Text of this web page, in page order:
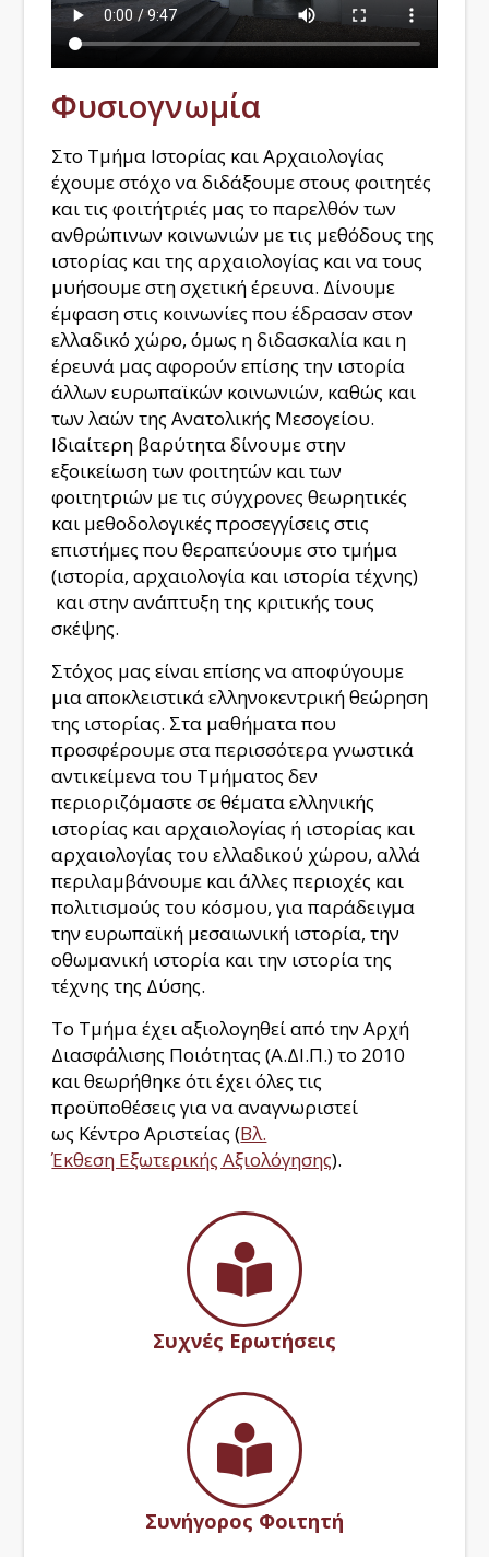
Φυσιογνωμία
Στο Τμήμα Ιστορίας και Αρχαιολογίας
έχουμε στόχο να διδάξουμε στους φοιτητές
και τις φοιτήτριές μας το παρελθόν των
ανθρώπινων κοινωνιών με τις μεθόδους της
ιστορίας και της αρχαιολογίας και να τους
μυήσουμε στη σχετική έρευνα. Δίνουμε
έμφαση στις κοινωνίες που έδρασαν στον
ελλαδικό χώρο, όμως η διδασκαλία και η
έρευνά μας αφορούν επίσης την ιστορία
άλλων ευρωπαϊκών κοινωνιών, καθώς και
των λαών της Ανατολικής Μεσογείου.
Ιδιαίτερη βαρύτητα δίνουμε στην
εξοικείωση των φοιτητών και των
φοιτητριών με τις σύγχρονες θεωρητικές
και μεθοδολογικές προσεγγίσεις στις
επιστήμες που θεραπεύουμε στο τμήμα
(ιστορία, αρχαιολογία και ιστορία τέχνης)
και στην ανάπτυξη της κριτικής τους
σκέψης.
Στόχος μας είναι επίσης να αποφύγουμε
μια αποκλειστικά ελληνοκεντρική θεώρηση
της ιστορίας. Στα μαθήματα που
προσφέρουμε στα περισσότερα γνωστικά
αντικείμενα του Τμήματος δεν
περιοριζόμαστε σε θέματα ελληνικής
ιστορίας και αρχαιολογίας ή ιστορίας και
αρχαιολογίας του ελλαδικού χώρου, αλλά
περιλαμβάνουμε και άλλες περιοχές και
πολιτισμούς του κόσμου, για παράδειγμα
την ευρωπαϊκή μεσαιωνική ιστορία, την
οθωμανική ιστορία και την ιστορία της
τέχνης της Δύσης.
Το Τμήμα έχει αξιολογηθεί από την Αρχή
Διασφάλισης Ποιότητας (Α.ΔΙ.Π.) το 2010
και θεωρήθηκε ότι έχει όλες τις
προϋποθέσεις για να αναγνωριστεί
ως Κέντρο Αριστείας (Βλ.
Έκθεση Εξωτερικής Αξιολόγησης).
Συχνές Ερωτήσεις
Συνήγορος Φοιτητή